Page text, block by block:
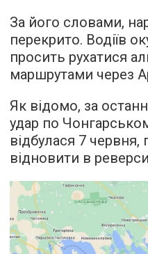
За його словами,
перекрито. Водіїв
просить рухатися
маршрутами через
Як відомо, за
удар по
відбулася 7 червня,
відновити в